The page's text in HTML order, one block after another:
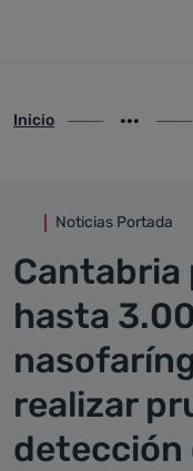
ir-a inicio
Inicio
ir-
Noticias Portada
Cantabria
hasta
realizar
detección